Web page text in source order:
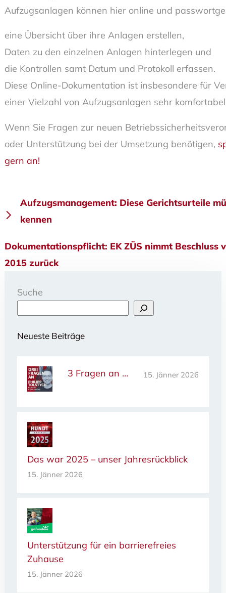
Aufzugsanlagen können hier online und
eine Übersicht über ihre Anlagen erstellen,
Daten zu den einzelnen Anlagen hinterlegen und
die Kontrollen samt Datum und Protokoll erfassen.
Diese Online-Dokumentation ist insbesondere für
einer Vielzahl von Aufzugsanlagen sehr
Wenn Sie Fragen zur neuen
oder Unterstützung bei der Umsetzung benötigen,
gern an!
Beitragsnavigation
Aufzugsmanagement: Diese Gerichtsurteile
kennen
Dokumentationspflicht: EK ZÜS nimmt Beschluss
2015 zurück
Suche
Neueste Beiträge
3 Fragen an … 15. Jänner 2026
Das war 2025 – unser Jahresrückblick
15. Jänner 2026
Unterstützung für ein barrierefreies
Zuhause
15. Jänner 2026